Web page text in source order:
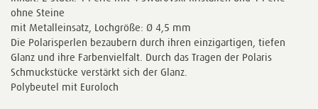
ohne Steine
mit Metalleinsatz, Lochgröße: Ø 4,5 mm
Die Polarisperlen bezaubern durch ihren einzigartigen, tiefen
Glanz und ihre Farbenvielfalt. Durch das Tragen der Polaris
Schmuckstücke verstärkt sich der Glanz.
Polybeutel mit Euroloch